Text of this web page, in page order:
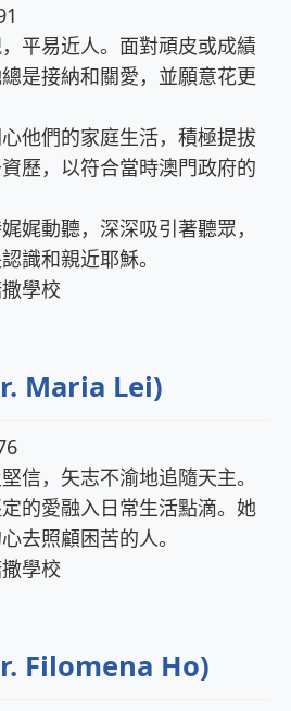
平易近人。面對頑皮或成績
是接納和關愛，並願意花更
他們的家庭生活，積極提拔
歷，以符合當時澳門政府的
娓動聽，深深吸引著聽眾，
識和親近耶穌。
學校
Maria Lei)
信，矢志不渝地追隨天主。
的愛融入日常生活點滴。她
去照顧困苦的人。
學校
Filomena Ho)